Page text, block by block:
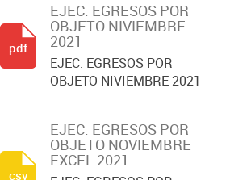
EJEC. EGRESOS POR
OBJETO NIVIEMBRE
2021
EJEC. EGRESOS POR
OBJETO NIVIEMBRE 2021
pdf
EJEC. EGRESOS POR
OBJETO NOVIEMBRE
EXCEL 2021
csv